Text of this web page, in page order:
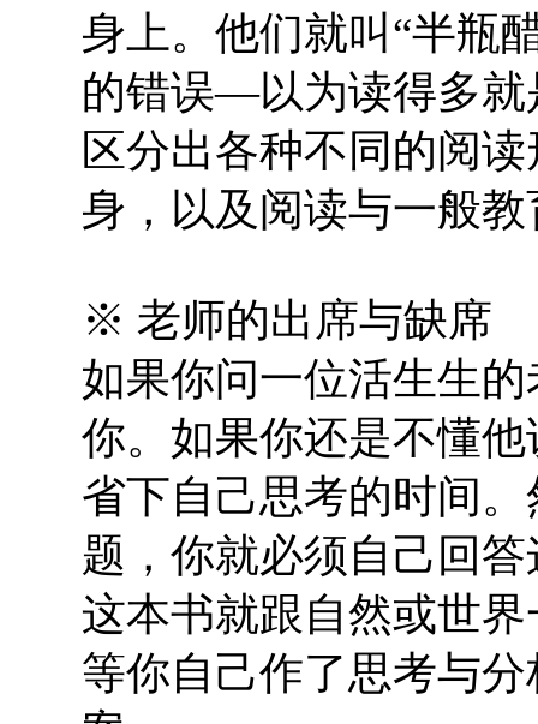
身上。他们就叫“半瓶
的错误—以为读得多
区分出各种不同的阅
身，以及阅读与一般
※ 老师的出席与缺席
如果你问一位活生生
你。如果你还是不懂
省下自己思考的时间
题，你就必须自己回
这本书就跟自然或世
等你自己作了思考与